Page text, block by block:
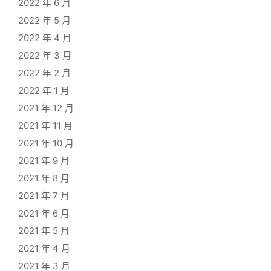
2022 年 6 月
2022 年 5 月
2022 年 4 月
2022 年 3 月
2022 年 2 月
2022 年 1 月
2021 年 12 月
2021 年 11 月
2021 年 10 月
2021 年 9 月
2021 年 8 月
2021 年 7 月
2021 年 6 月
2021 年 5 月
2021 年 4 月
2021 年 3 月